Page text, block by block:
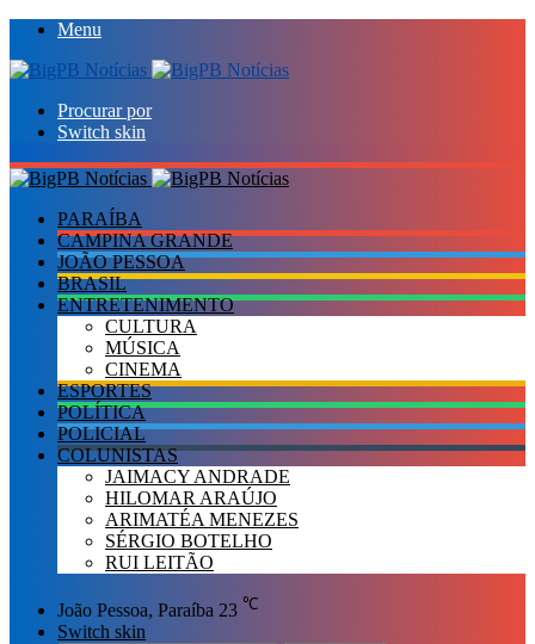
Menu
Procurar por
Switch skin
PARAÍBA
CAMPINA GRANDE
JOÃO PESSOA
BRASIL
ENTRETENIMENTO
CULTURA
MÚSICA
CINEMA
ESPORTES
POLÍTICA
POLICIAL
COLUNISTAS
JAIMACY ANDRADE
HILOMAR ARAÚJO
ARIMATÉA MENEZES
SÉRGIO BOTELHO
RUI LEITÃO
João Pessoa, Paraíba 23 ℃
Switch skin